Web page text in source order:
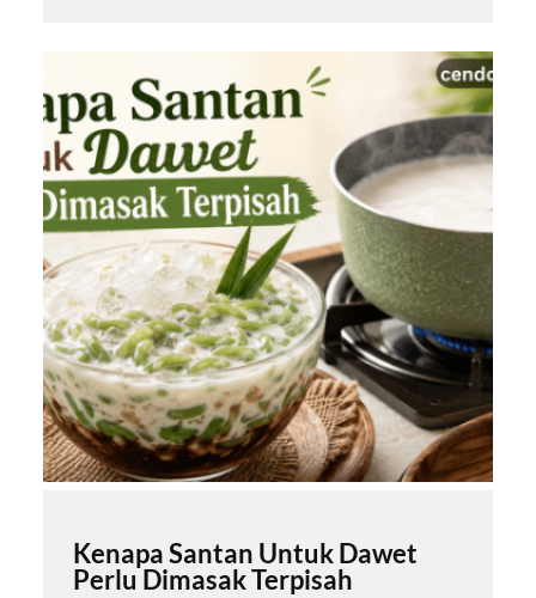
Kenapa Santan Untuk Dawet
Perlu Dimasak Terpisah